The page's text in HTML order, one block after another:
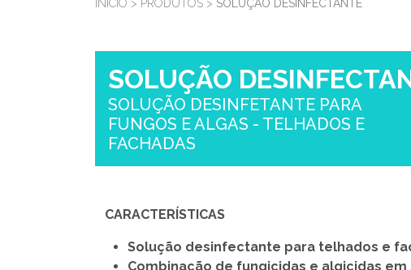
INÍCIO > PRODUTOS > SOLUÇÃO DESINFECTANTE
SOLUÇÃO
SOLUÇÃO DESINFETANTE PARA
FUNGOS E ALGAS - TELHADOS E
FACHADAS
CARACTERÍSTICAS
Solução desinfectante para telhados e
Combinação de fungicidas e algicidas